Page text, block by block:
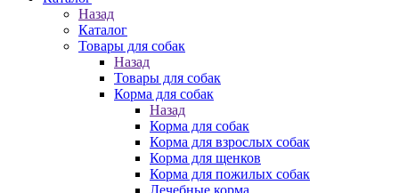
Назад
Каталог
Товары для собак
Назад
Товары для собак
Корма для собак
Назад
Корма для собак
Корма для взрослых собак
Корма для щенков
Корма для пожилых собак
Лечебные корма